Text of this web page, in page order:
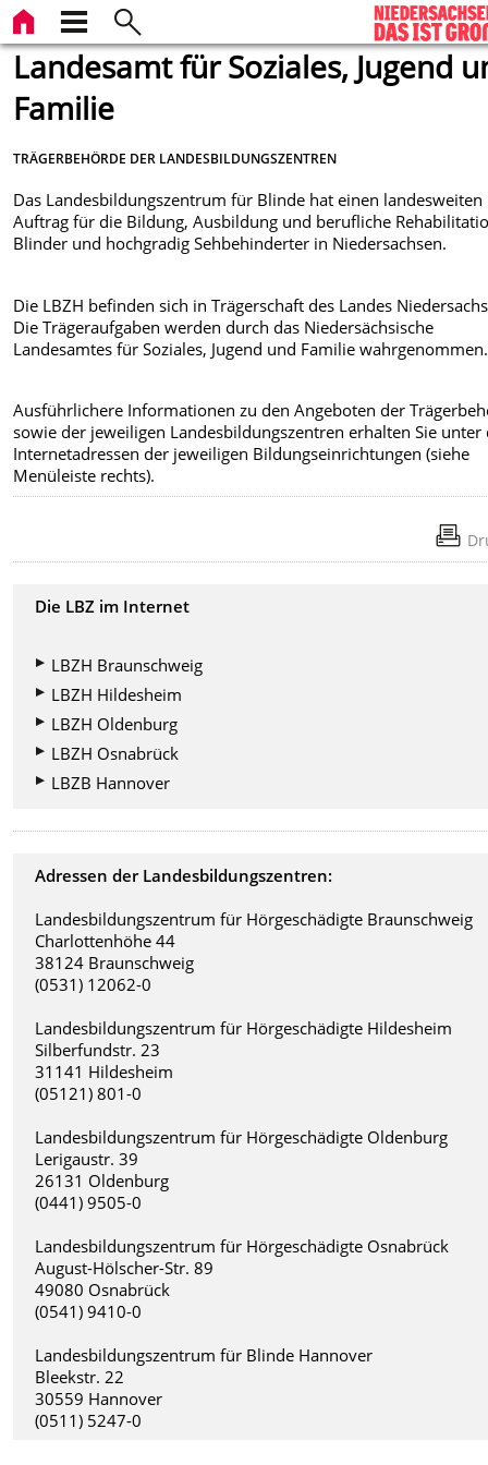
Landesamt für Soziales, Jugend
Familie
TRÄGERBEHÖRDE DER LANDESBILDUNGSZENTREN
Das Landesbildungszentrum für Blinde hat einen landesweiten
Auftrag für die Bildung, Ausbildung und berufliche
Blinder und hochgradig Sehbehinderter in Niedersachsen.
Die LBZH befinden sich in Trägerschaft des Landes
Die Trägeraufgaben werden durch das Niedersächsische
Landesamtes für Soziales, Jugend und Familie wahrgenommen.
Ausführlichere Informationen zu den Angeboten der
sowie der jeweiligen Landesbildungszentren erhalten Sie unter
Internetadressen der jeweiligen Bildungseinrichtungen (siehe
Menüleiste rechts).
Die LBZ im Internet
LBZH Braunschweig
LBZH Hildesheim
LBZH Oldenburg
LBZH Osnabrück
LBZB Hannover
Adressen der Landesbildungszentren:
Landesbildungszentrum für Hörgeschädigte Braunschweig
Charlottenhöhe 44
38124 Braunschweig
(0531) 12062-0
Landesbildungszentrum für Hörgeschädigte Hildesheim
Silberfundstr. 23
31141 Hildesheim
(05121) 801-0
Landesbildungszentrum für Hörgeschädigte Oldenburg
Lerigaustr. 39
26131 Oldenburg
(0441) 9505-0
Landesbildungszentrum für Hörgeschädigte Osnabrück
August-Hölscher-Str. 89
49080 Osnabrück
(0541) 9410-0
Landesbildungszentrum für Blinde Hannover
Bleekstr. 22
30559 Hannover
(0511) 5247-0